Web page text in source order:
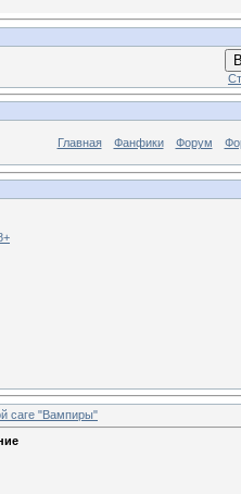
Главная Фанфики Форум
саге "Вампиры"